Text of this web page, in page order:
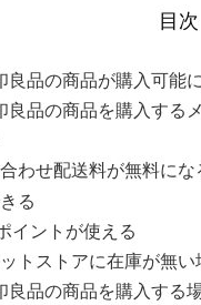
目次
良品の商品が購入可能に
良品の商品を購入する
わせ配送料が無料にな
る
イントが使える
トストアに在庫が無
良品の商品を購入する